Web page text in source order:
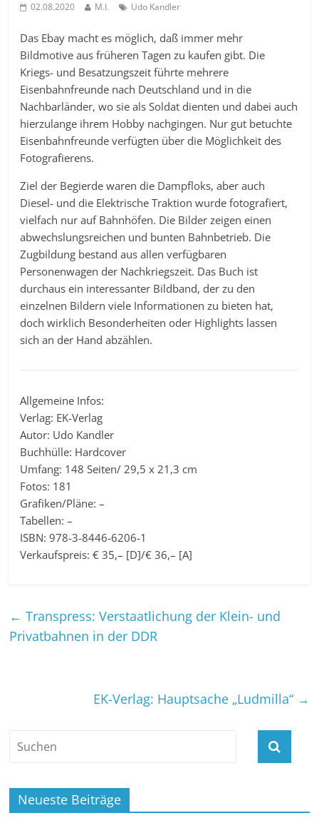
02.08.2020 M.I. Udo Kandler
Das Ebay macht es möglich, daß immer mehr
Bildmotive aus früheren Tagen zu kaufen gibt. Die
Kriegs- und Besatzungszeit führte mehrere
Eisenbahnfreunde nach Deutschland und in die
Nachbarländer, wo sie als Soldat dienten und dabei auch
hierzulange ihrem Hobby nachgingen. Nur gut betuchte
Eisenbahnfreunde verfügten über die Möglichkeit des
Fotografierens.
Ziel der Begierde waren die Dampfloks, aber auch
Diesel- und die Elektrische Traktion wurde fotografiert,
vielfach nur auf Bahnhöfen. Die Bilder zeigen einen
abwechslungsreichen und bunten Bahnbetrieb. Die
Zugbildung bestand aus allen verfügbaren
Personenwagen der Nachkriegszeit. Das Buch ist
durchaus ein interessanter Bildband, der zu den
einzelnen Bildern viele Informationen zu bieten hat,
doch wirklich Besonderheiten oder Highlights lassen
sich an der Hand abzählen.
Allgemeine Infos:
Verlag: EK-Verlag
Autor: Udo Kandler
Buchhülle: Hardcover
Umfang: 148 Seiten/ 29,5 x 21,3 cm
Fotos: 181
Grafiken/Pläne: –
Tabellen: –
ISBN: 978-3-8446-6206-1
Verkaufspreis: € 35,– [D]/€ 36,– [A]
← Transpress: Verstaatlichung der Klein- und
Privatbahnen in der DDR
EK-Verlag: Hauptsache „Ludmilla“ →
Neueste Beiträge